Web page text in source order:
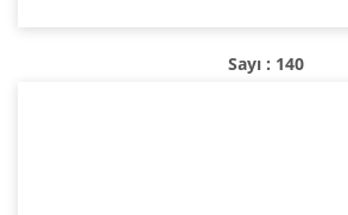
Sayı : 140